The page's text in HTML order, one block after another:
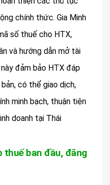
chính thức. Gia Minh
số thuế cho HTX,
và hướng dẫn mở tài
đảm bảo HTX đáp
có thể giao dịch,
minh bạch, thuận tiện
doanh tại Thái
thuế ban đầu, đăng